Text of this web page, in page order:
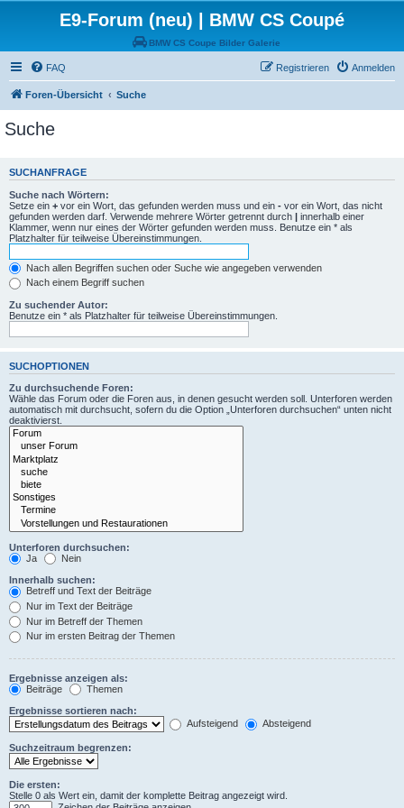
E9-Forum (neu) | BMW CS Coupé
BMW CS Coupe Bilder Galerie
FAQ Anmelden
Registrieren
Foren-Übersicht Suche
Suche
SUCHANFRAGE
Suche nach Wörtern:
Setze ein + vor ein Wort, das gefunden werden muss und ein - vor ein Wort, das nicht
gefunden werden darf. Verwende mehrere Wörter getrennt durch | innerhalb einer
Klammer, wenn nur eines der Wörter gefunden werden muss. Benutze ein * als
Platzhalter für teilweise Übereinstimmungen.
Nach allen Begriffen suchen oder Suche wie angegeben verwenden
Nach einem Begriff suchen
Zu suchender Autor:
Benutze ein * als Platzhalter für teilweise Übereinstimmungen.
SUCHOPTIONEN
Zu durchsuchende Foren:
Wähle das Forum oder die Foren aus, in denen gesucht werden soll. Unterforen werden
automatisch mit durchsucht, sofern du die Option „Unterforen durchsuchen“ unten nicht
deaktivierst.
Unterforen durchsuchen:
Ja
Nein
Innerhalb suchen:
Betreff und Text der Beiträge
Nur im Text der Beiträge
Nur im Betreff der Themen
Nur im ersten Beitrag der Themen
Ergebnisse anzeigen als:
Beiträge
Themen
Ergebnisse sortieren nach:
Aufsteigend
Absteigend
Suchzeitraum begrenzen:
Die ersten:
Stelle 0 als Wert ein, damit der komplette Beitrag angezeigt wird.